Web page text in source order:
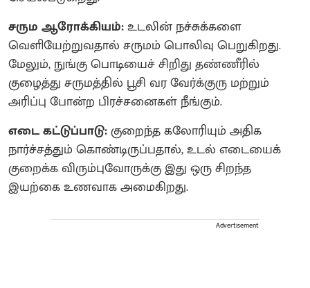
சரும ஆரோக்கியம்:உடலின் நச்சுக்களை
வெளியேற்றுவதால் சருமம் பொலிவு பெறுகிறது.
மேலும், நுங்கு பொடியைச் சிறிது தண்ணீரில்
குழைத்து சருமத்தில் பூசி வர வேர்க்குரு மற்றும்
அரிப்பு போன்ற பிரச்சனைகள் நீங்கும்.
எடை கட்டுப்பாடு:குறைந்த கலோரியும் அதிக
நார்ச்சத்தும் கொண்டிருப்பதால், உடல் எடையைக்
குறைக்க விரும்புவோருக்கு இது ஒரு சிறந்த
இயற்கை உணவாக அமைகிறது.
Advertisement